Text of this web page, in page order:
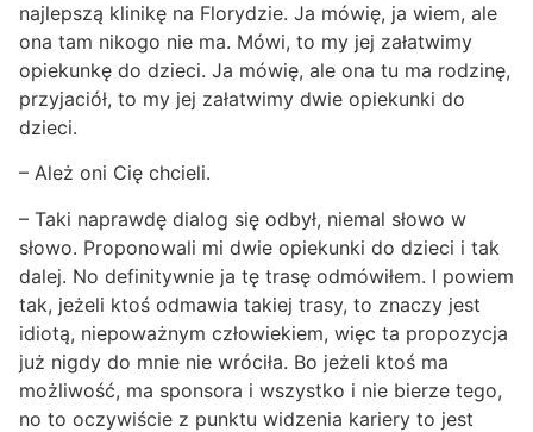
najlepszą klinikę na Florydzie. Ja mówię, ja wiem, ale
ona tam nikogo nie ma. Mówi, to my jej załatwimy
opiekunkę do dzieci. Ja mówię, ale ona tu ma rodzinę,
przyjaciół, to my jej załatwimy dwie opiekunki do
dzieci.
– Ależ oni Cię chcieli.
– Taki naprawdę dialog się odbył, niemal słowo w
słowo. Proponowali mi dwie opiekunki do dzieci i tak
dalej. No definitywnie ja tę trasę odmówiłem. I powiem
tak, jeżeli ktoś odmawia takiej trasy, to znaczy jest
idiotą, niepoważnym człowiekiem, więc ta propozycja
już nigdy do mnie nie wróciła. Bo jeżeli ktoś ma
możliwość, ma sponsora i wszystko i nie bierze tego,
no to oczywiście z punktu widzenia kariery to jest